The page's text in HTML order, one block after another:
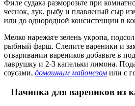
Филе судака разморозьте при
чеснок, лук, рыбу и плавленый сыр
или до однородной консистенции в
Мелко нарежьте зелень укропа,
рыбный фарш. Слепите вареники и
отваривании вареников добавьте в
лаврушку и 2-3 капельки лимона.
соусами, домашним майонезом или с
Начинка для вареников из